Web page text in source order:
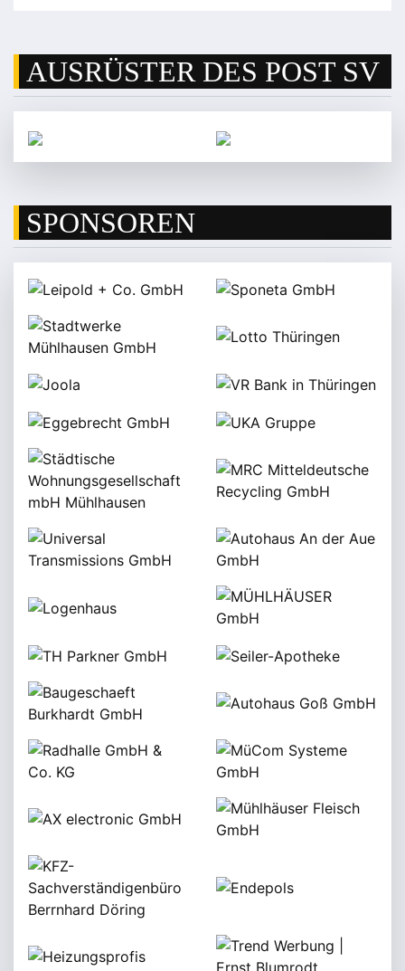
AUSRÜSTER DES POST SV
SPONSOREN